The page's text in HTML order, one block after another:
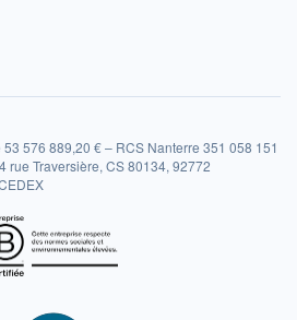
576 889,20 € – RCS Nanterre 351 058 151
rue Traversière, CS 80134, 92772